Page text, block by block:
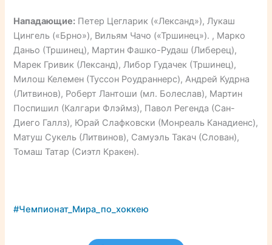
Нападающие: Петер Цегларик («Лександ»), Лукаш
Цингель («Брно»), Вильям Чачо («Тршинец»). , Марко
Даньо (Тршинец), Мартин Фашко-Рудаш (Либерец),
Марек Гривик (Лександ), Либор Гудачек (Тршинец),
Милош Келемен (Туссон Роудраннерс), Андрей Кудрна
(Литвинов), Роберт Лантоши (мл. Болеслав), Мартин
Поспишил (Калгари Флэймз), Павол Регенда (Сан-
Диего Галлз), Юрай Слафковски (Монреаль Канадиенс),
Матуш Сукель (Литвинов), Самуэль Такач (Слован),
Томаш Татар (Сиэтл Кракен).
#Чемпионат_Мира_по_хоккею